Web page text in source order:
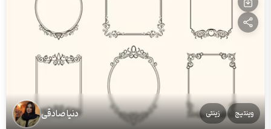
وینتیج زینتی دنیا صادقی